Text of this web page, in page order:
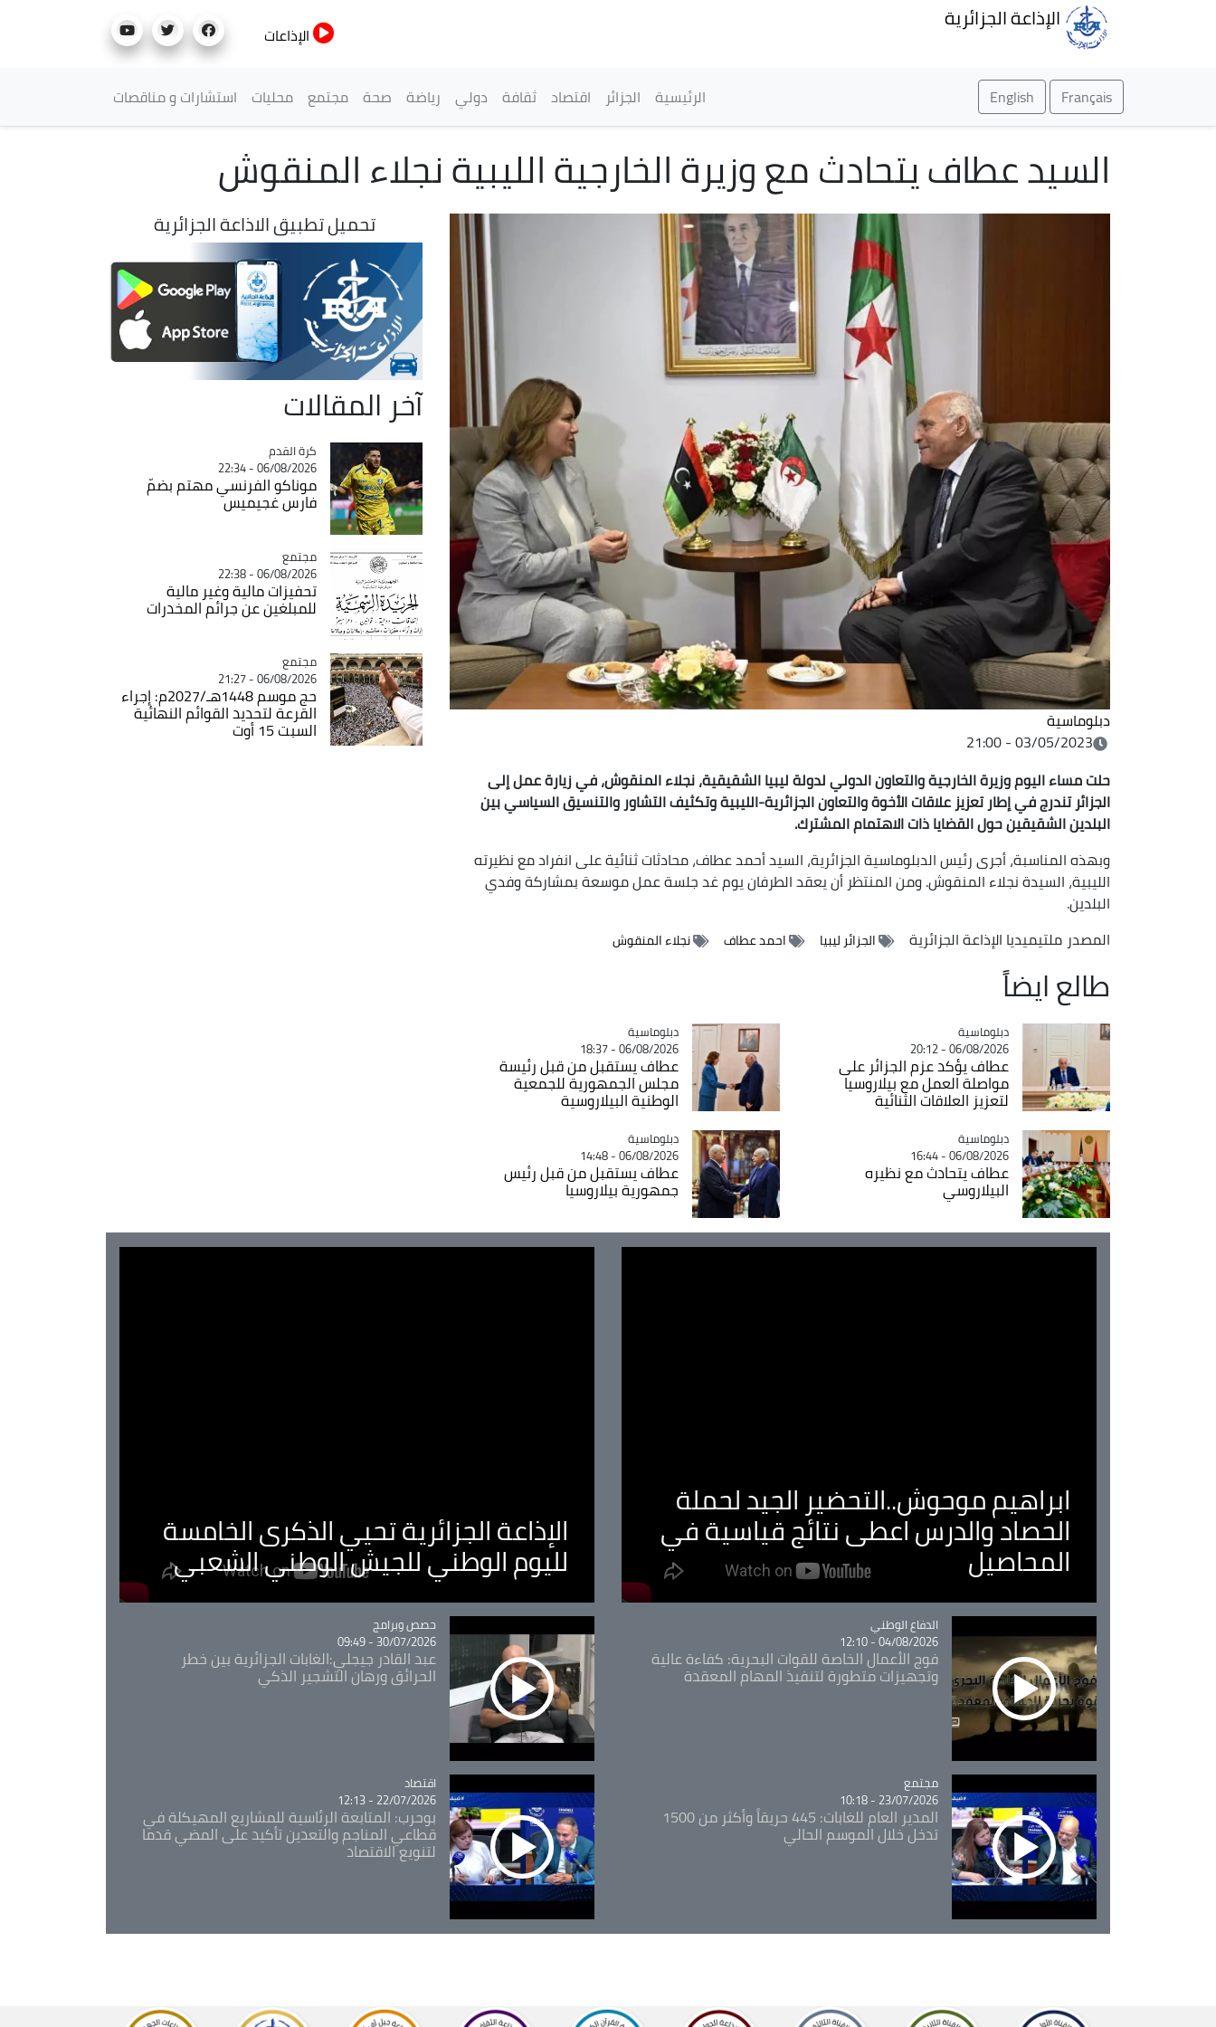
الإذاعة الجزائرية
الإذاعات
Français
English القائمة الرئيسية
الرئيسية الجزائر اقتصاد ثقافة دولي رياضة صحة مجتمع محليات استشارات و مناقصات
السيد عطاف يتحادث مع وزيرة الخارجية الليبية نجلاء المنقوش
دبلوماسية
03/05/2023 - 21:00
حلت مساء اليوم وزيرة الخارجية والتعاون الدولي لدولة ليبيا الشقيقية، نجلاء المنقوش، في زيارة عمل إلى
الجزائر تندرج في إطار تعزيز علاقات الأخوة والتعاون الجزائرية-الليبية وتكثيف التشاور والتنسيق السياسي بين
البلدين الشقيقين حول القضايا ذات الاهتمام المشترك.
وبهذه المناسبة، أجرى رئيس الدبلوماسية الجزائرية، السيد أحمد عطاف، محادثات ثنائية على انفراد مع نظيرته
الليبية، السيدة نجلاء المنقوش. ومن المنتظر أن يعقد الطرفان يوم غد جلسة عمل موسعة بمشاركة وفدي
البلدين.
المصدر ملتيميديا الإذاعة الجزائرية الجزائر ليبيا احمد عطاف نجلاء المنقوش
طالع ايضاً
Catégorie
دبلوماسية
06/08/2026 - 20:12
عطاف يؤكد عزم الجزائر على
مواصلة العمل مع بيلاروسيا
لتعزيز العلاقات الثنائية
Catégorie
دبلوماسية
06/08/2026 - 18:37
عطاف يستقبل من قبل رئيسة
مجلس الجمهورية للجمعية
الوطنية البيلاروسية
Catégorie
دبلوماسية
06/08/2026 - 16:44
عطاف يتحادث مع نظيره
البيلاروسي
Catégorie
دبلوماسية
06/08/2026 - 14:48
عطاف يستقبل من قبل رئيس
جمهورية بيلاروسيا
تحميل تطبيق الاذاعة الجزائرية
آخر المقالات
Catégorie
كرة القدم
06/08/2026 - 22:34
موناكو الفرنسي مهتم بضمّ
فارس غجيميس
Catégorie
مجتمع
06/08/2026 - 22:38
تحفيزات مالية وغير مالية
للمبلغين عن جرائم المخدرات
Catégorie
مجتمع
06/08/2026 - 21:27
حج موسم 1448هـ/2027م: إجراء
القرعة لتحديد القوائم النهائية
السبت 15 أوت
ابراهيم موحوش..التحضير الجيد لحملة
الحصاد والدرس اعطى نتائج قياسية في
المحاصيل
الإذاعة الجزائرية تحيي الذكرى الخامسة
لليوم الوطني للجيش الوطني الشعبي
Catégorie
الدفاع الوطني
04/08/2026 - 12:10
فوج الأعمال الخاصة للقوات البحرية: كفاءة عالية
وتجهيزات متطورة لتنفيذ المهام المعقدة
Catégorie
حصص وبرامج
30/07/2026 - 09:49
عبد القادر جيجلي:الغابات الجزائرية بين خطر
الحرائق ورهان التشجير الذكي
Catégorie
مجتمع
23/07/2026 - 10:18
المدير العام للغابات: 445 حريقاً وأكثر من 1500
تدخل خلال الموسم الحالي
Catégorie
اقتصاد
22/07/2026 - 12:13
بوحرب: المتابعة الرئاسية للمشاريع المهيكلة في
قطاعي المناجم والتعدين تأكيد على المضي قدما
لتنويع الاقتصاد